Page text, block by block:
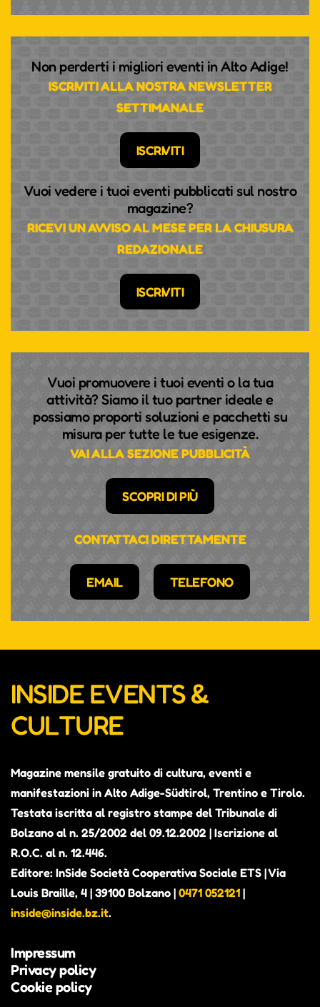
Non perderti i migliori eventi in Alto Adige!
ISCRIVITI ALLA NOSTRA NEWSLETTER
SETTIMANALE
ISCRIVITI
Vuoi vedere i tuoi eventi pubblicati sul nostro
magazine?
RICEVI UN AVVISO AL MESE PER LA CHIUSURA
REDAZIONALE
ISCRIVITI
Vuoi promuovere i tuoi eventi o la tua
attività? Siamo il tuo partner ideale e
possiamo proporti soluzioni e pacchetti su
misura per tutte le tue esigenze.
VAI ALLA SEZIONE PUBBLICITÀ
SCOPRI DI PIÙ
CONTATTACI DIRETTAMENTE
EMAIL TELEFONO
INSIDE EVENTS &
CULTURE
Magazine mensile gratuito di cultura, eventi e
manifestazioni in Alto Adige-Südtirol, Trentino e Tirolo.
Testata iscritta al registro stampe del Tribunale di
Bolzano al n. 25/2002 del 09.12.2002 | Iscrizione al
R.O.C. al n. 12.446.
Editore: InSide Società Cooperativa Sociale ETS | Via
Louis Braille, 4 | 39100 Bolzano | 0471 052121 |
inside@inside.bz.it.
Impressum
Privacy policy
Cookie policy